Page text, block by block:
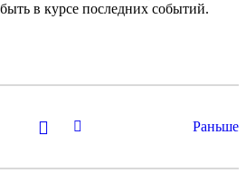
в курсе последних событий.
Раньше